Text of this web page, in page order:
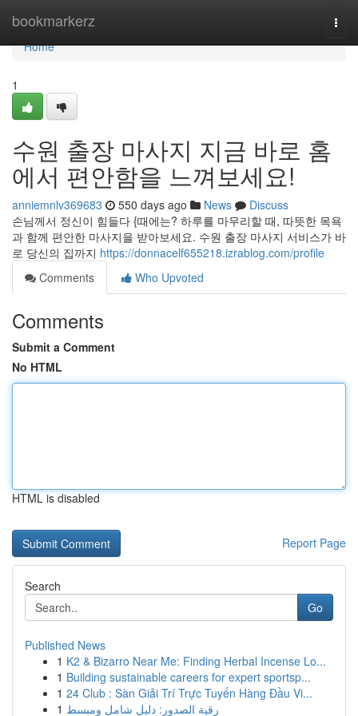
bookmarkerz
Home
Home
1
수원 출장 마사지 지금 바로 홈
에서 편안함을 느껴보세요!
anniemnlv369683 550 days ago News
Discuss
손님께서 정신이 힘들다 {때에는? 하루를 마무리할 때, 따뜻한 목욕
과 함께 편안한 마사지을 받아보세요. 수원 출장 마사지 서비스가 바
로 당신의 집까지 https://donnacelf655218.izrablog.com/profile
Comments
Who Upvoted
Comments
Submit a Comment
No HTML
HTML is disabled
Report Page
Search
Go
Published News
1 K2 & Bizarro Near Me: Finding Herbal Incense Lo...
1 Building sustainable careers for expert sportsp...
1 24 Club : Sàn Giải Trí Trực Tuyến Hàng Đầu Vi...
1 رقية الصدور: دليل شامل ومبسط